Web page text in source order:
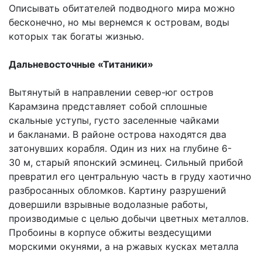
Описывать обитателей подводного мира можно
бесконечно, но мы вернемся к островам, воды
которых так богаты жизнью.
Дальневосточные «Титаники»
Вытянутый в направлении север-юг остров
Карамзина представляет собой сплошные
скальные уступы, густо заселенные чайками
и бакланами. В районе острова находятся два
затонувших корабля. Один из них на глубине 6-
30 м, старый японский эсминец. Сильный прибой
превратил его центральную часть в груду хаотично
разбросанных обломков. Картину разрушений
довершили взрывные водолазные работы,
производимые с целью добычи цветных металлов.
Пробоины в корпусе обжиты вездесущими
морскими окунями, а на ржавых кусках металла